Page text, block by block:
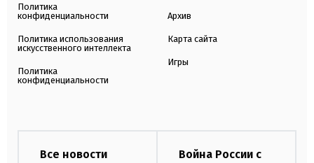
Политика
конфиденциальности
Политика использования
искусственного интеллекта
Политика
конфиденциальности
Архив
Карта сайта
Игры
Все новости
Война России с